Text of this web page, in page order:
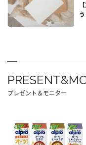
う
プレゼント＆モニター